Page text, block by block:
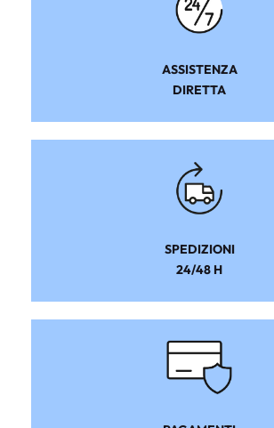
ASSISTENZA
DIRETTA
SPEDIZIONI
24/48 H